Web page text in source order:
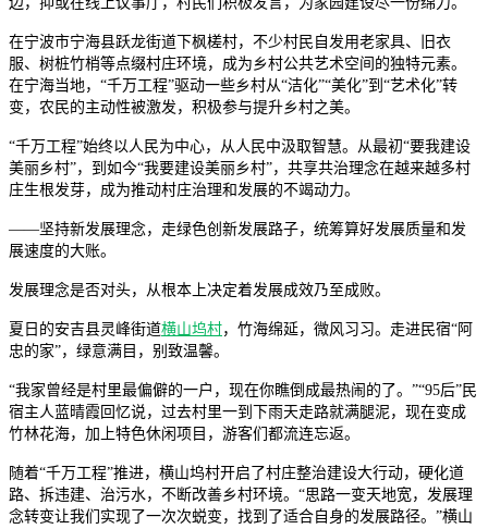
在宁波市宁海县跃龙街道下枫槎村，不少村民自发用老家具、旧衣
服、树桩竹梢等点缀村庄环境，成为乡村公共艺术空间的独特元素。
在宁海当地，“千万工程”驱动一些乡村从“洁化”“美化”到“艺术化”转
变，农民的主动性被激发，积极参与提升乡村之美。
“千万工程”始终以人民为中心，从人民中汲取智慧。从最初“要我建设
美丽乡村”，到如今“我要建设美丽乡村”，共享共治理念在越来越多村
庄生根发芽，成为推动村庄治理和发展的不竭动力。
——坚持新发展理念，走绿色创新发展路子，统筹算好发展质量和发
展速度的大账。
发展理念是否对头，从根本上决定着发展成效乃至成败。
夏日的安吉县灵峰街道横山坞村，竹海绵延，微风习习。走进民宿“阿
忠的家”，绿意满目，别致温馨。
“我家曾经是村里最偏僻的一户，现在你瞧倒成最热闹的了。”“95后”民
宿主人蓝晴霞回忆说，过去村里一到下雨天走路就满腿泥，现在变成
竹林花海，加上特色休闲项目，游客们都流连忘返。
随着“千万工程”推进，横山坞村开启了村庄整治建设大行动，硬化道
路、拆违建、治污水，不断改善乡村环境。“思路一变天地宽，发展理
念转变让我们实现了一次次蜕变，找到了适合自身的发展路径。”横山